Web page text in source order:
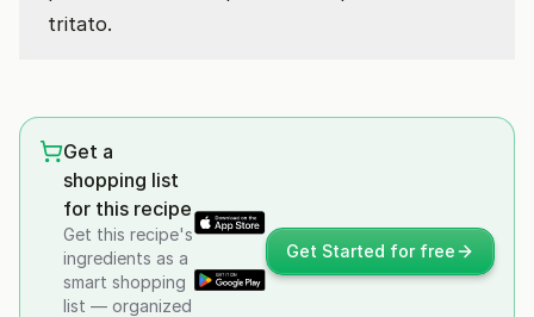
tritato.
Get a
shopping list
for this recipe
Get this recipe's
ingredients as a
smart shopping
list — organized
Get Started for free